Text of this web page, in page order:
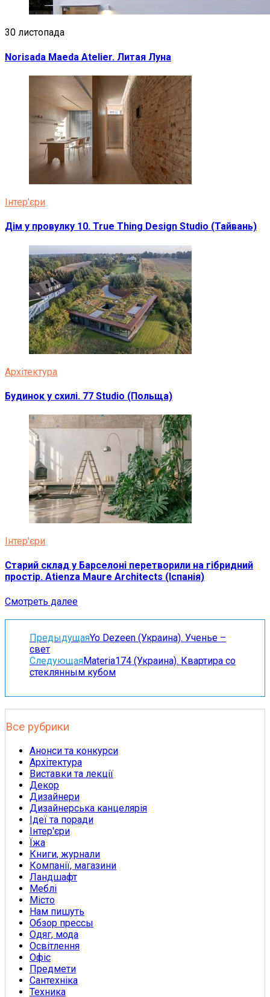
30 листопада
Norisada Maeda Atelier. Литая Луна
Інтер'єри
Дім у провулку 10. True Thing Design Studio (Тайвань)
Архітектура
Будинок у схилі. 77 Studio (Польща)
Інтер'єри
Старий склад у Барселоні перетворили на гібридний
простір. Atienza Maure Architects (Іспанія)
Смотреть далее
ПредыдущаяYo Dezeen (Украина). Ученье –
свет
СледующаяMateria174 (Украина). Квартира со
стеклянным кубом
Все рубрики
Анонси та конкурси
Архітектура
Виставки та лекції
Декор
Дизайнери
Дизайнерська канцелярія
Ідеї та поради
Інтер'єри
Їжа
Книги, журнали
Компанії, магазини
Ландшафт
Меблі
Місто
Нам пишуть
Обзор прессы
Одяг, мода
Освітлення
Офіс
Предмети
Сантехніка
Техника